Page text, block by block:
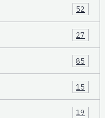
52
27
85
15
19